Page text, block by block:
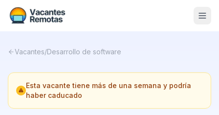
Nosotros
Contacto
Vacantes/Desarrollo de software
Esta vacante tiene más de una semana y podría
haber caducado